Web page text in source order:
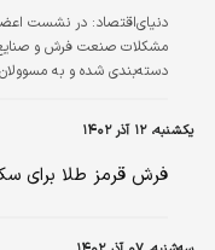
دنیای‌اقتصاد: در نشست
مشکلات صنعت فرش و
دسته‌بندی شده و به
یکشنبه، ۱۲ آذر ۱۴۰۲
فرش قرمز طلا برای